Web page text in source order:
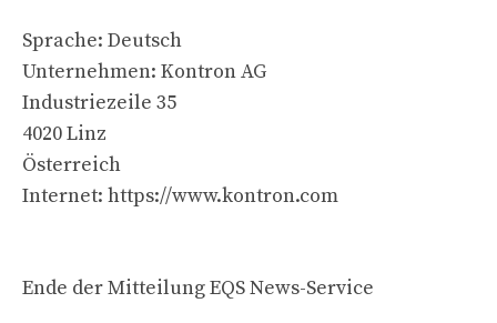
Sprache: Deutsch
Unternehmen: Kontron AG
Industriezeile 35
4020 Linz
Österreich
Internet: https://www.kontron.com
Ende der Mitteilung EQS News-Service